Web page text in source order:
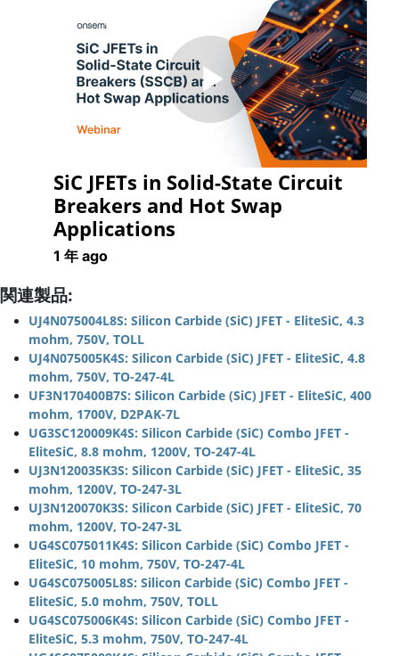
Play
Video
SiC JFETs in Solid-State Circuit
Breakers and Hot Swap
Applications
1 年 ago
関連製品:
UJ4N075004L8S: Silicon Carbide (SiC) JFET - EliteSiC, 4.3
mohm, 750V, TOLL
UJ4N075005K4S: Silicon Carbide (SiC) JFET - EliteSiC, 4.8
mohm, 750V, TO-247-4L
UF3N170400B7S: Silicon Carbide (SiC) JFET - EliteSiC, 400
mohm, 1700V, D2PAK-7L
UG3SC120009K4S: Silicon Carbide (SiC) Combo JFET -
EliteSiC, 8.8 mohm, 1200V, TO-247-4L
UJ3N120035K3S: Silicon Carbide (SiC) JFET - EliteSiC, 35
mohm, 1200V, TO-247-3L
UJ3N120070K3S: Silicon Carbide (SiC) JFET - EliteSiC, 70
mohm, 1200V, TO-247-3L
UG4SC075011K4S: Silicon Carbide (SiC) Combo JFET -
EliteSiC, 10 mohm, 750V, TO-247-4L
UG4SC075005L8S: Silicon Carbide (SiC) Combo JFET -
EliteSiC, 5.0 mohm, 750V, TOLL
UG4SC075006K4S: Silicon Carbide (SiC) Combo JFET -
EliteSiC, 5.3 mohm, 750V, TO-247-4L